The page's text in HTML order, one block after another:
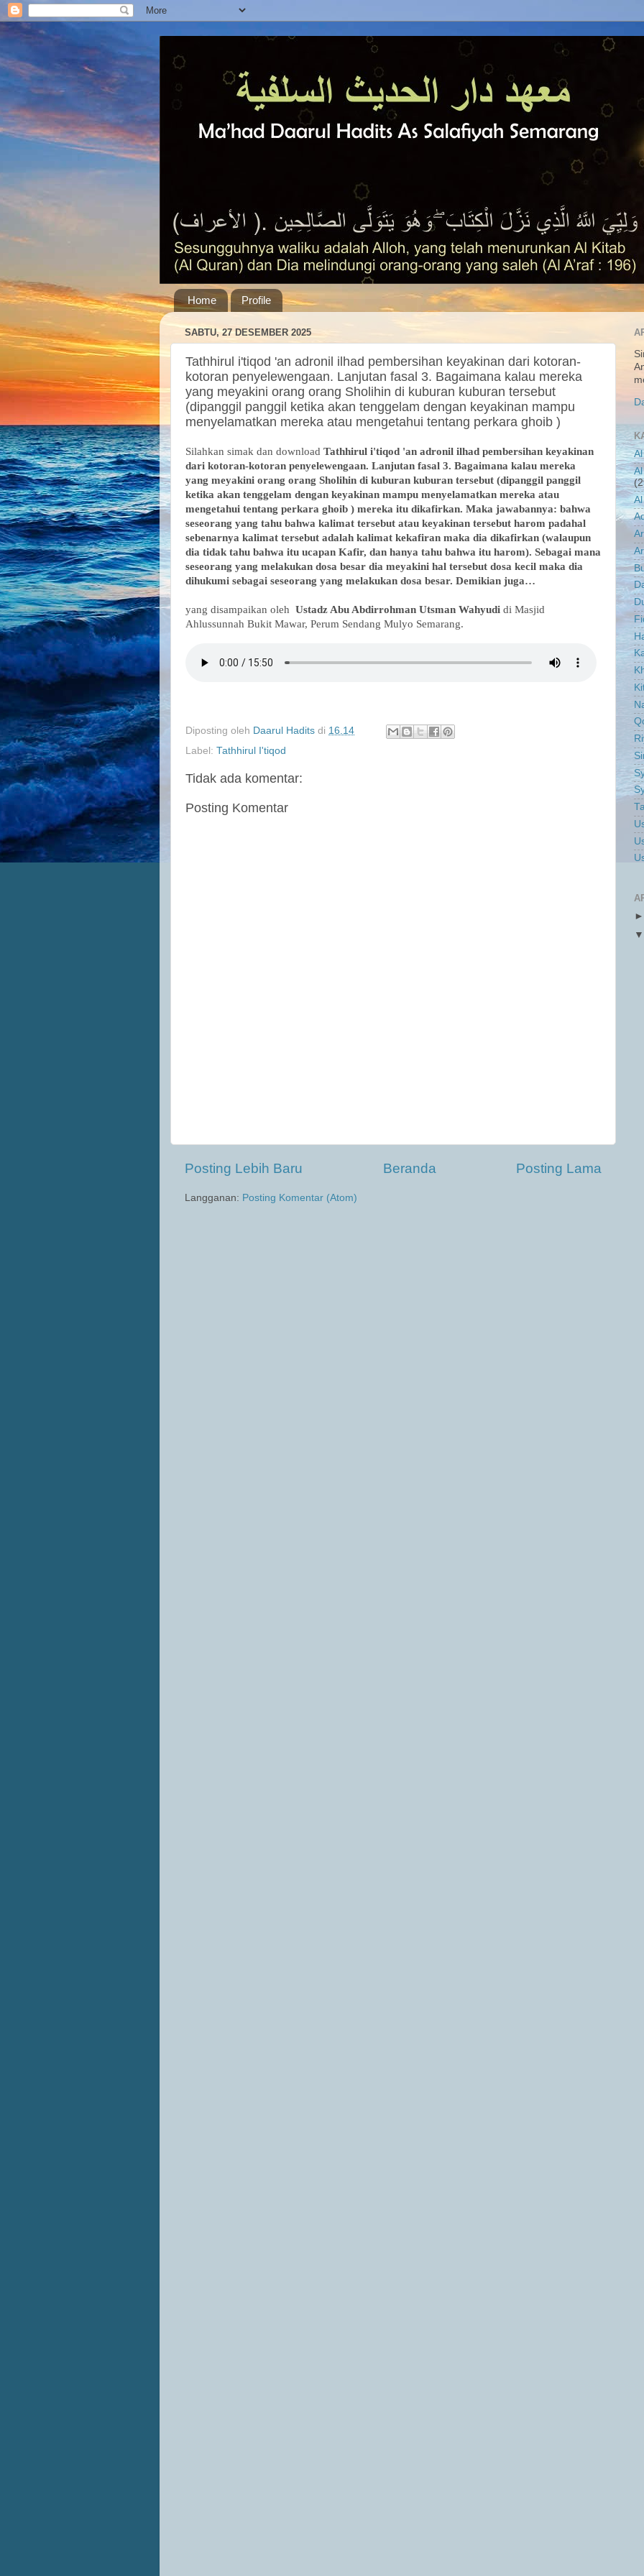
Home Profile
SABTU, 27 DESEMBER 2025
Tathhirul i'tiqod 'an adronil ilhad pembersihan keyakinan dari kotoran-
kotoran penyelewengaan. Lanjutan fasal 3. Bagaimana kalau mereka
yang meyakini orang orang Sholihin di kuburan kuburan tersebut
(dipanggil panggil ketika akan tenggelam dengan keyakinan mampu
menyelamatkan mereka atau mengetahui tentang perkara ghoib )
Silahkan simak dan download Tathhirul i'tiqod 'an adronil ilhad pembersihan keyakinan
dari kotoran-kotoran penyelewengaan. Lanjutan fasal 3. Bagaimana kalau mereka
yang meyakini orang orang Sholihin di kuburan kuburan tersebut (dipanggil panggil
ketika akan tenggelam dengan keyakinan mampu menyelamatkan mereka atau
mengetahui tentang perkara ghoib ) mereka itu dikafirkan. Maka jawabannya: bahwa
seseorang yang tahu bahwa kalimat tersebut atau keyakinan tersebut harom padahal
sebenarnya kalimat tersebut adalah kalimat kekafiran maka dia dikafirkan (walaupun
dia tidak tahu bahwa itu ucapan Kafir, dan hanya tahu bahwa itu harom). Sebagai mana
seseorang yang melakukan dosa besar dia meyakini hal tersebut dosa kecil maka dia
dihukumi sebagai seseorang yang melakukan dosa besar. Demikian juga…
yang disampaikan oleh Ustadz Abu Abdirrohman Utsman Wahyudi di Masjid
Ahlussunnah Bukit Mawar, Perum Sendang Mulyo Semarang.
Diposting oleh Daarul Hadits di 16.14
Label: Tathhirul I'tiqod
Tidak ada komentar:
Posting Komentar
Posting Lebih Baru Posting Lama
Beranda
Langganan: Posting Komentar (Atom)
►
▼